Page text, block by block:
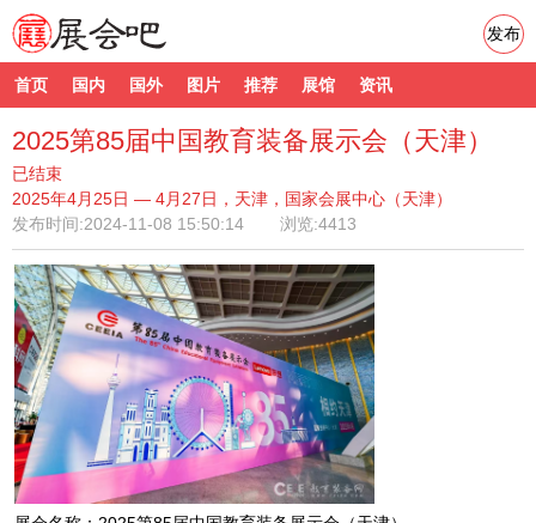
首页 国内 国外 图片 推荐 展馆 资讯
发布
2025第85届中国教育装备展示会（天津）
已结束
2025年4月25日 — 4月27日，天津，国家会展中心（天津）
发布时间:2024-11-08 15:50:14 浏览:4413